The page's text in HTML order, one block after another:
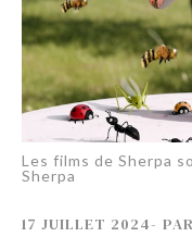
Les films de Sherpa
Sherpa
17 JUILLET 2024- PAR